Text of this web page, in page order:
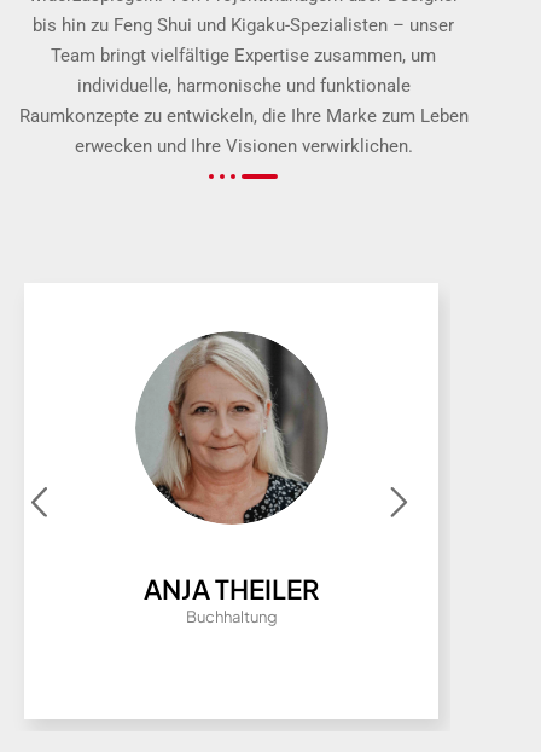
bis hin zu Feng Shui und Kigaku-Spezialisten – unser
Team bringt vielfältige Expertise zusammen, um
individuelle, harmonische und funktionale
Raumkonzepte zu entwickeln, die Ihre Marke zum Leben
erwecken und Ihre Visionen verwirklichen.
UWE DOBLER
Montageleiter